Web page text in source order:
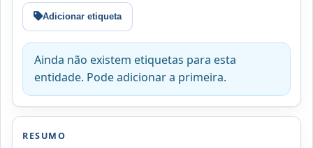
Adicionar etiqueta
Ainda não existem etiquetas para esta
entidade. Pode adicionar a primeira.
RESUMO